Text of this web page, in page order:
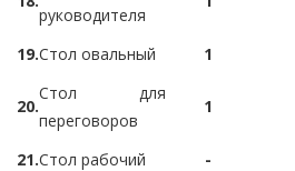
руководителя
19.Стол овальный 1
20.
Стол для
переговоров
1
21.Стол рабочий -